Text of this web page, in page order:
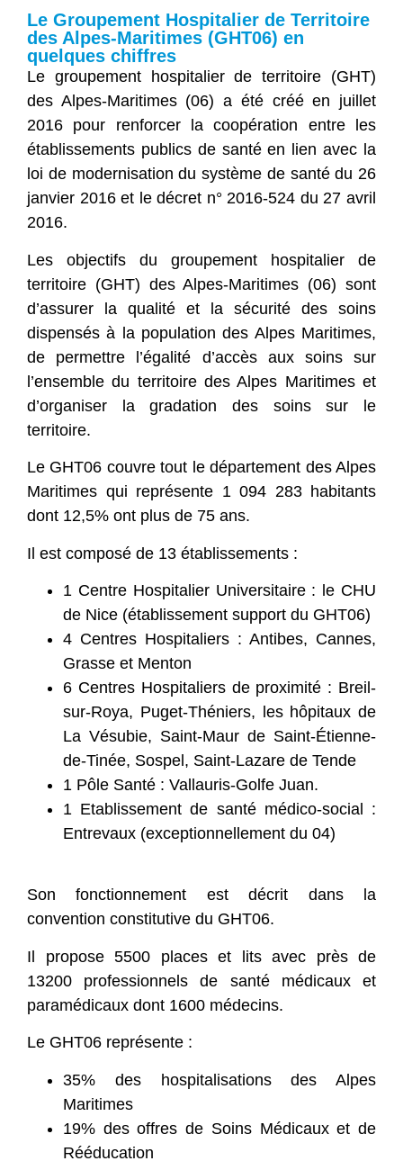
Le Groupement Hospitalier de Territoire
des Alpes-Maritimes (GHT06) en
quelques chiffres
Le groupement hospitalier de territoire (GHT)
des Alpes-Maritimes (06) a été créé en juillet
2016 pour renforcer la coopération entre les
établissements publics de santé en lien avec la
loi de modernisation du système de santé du 26
janvier 2016 et le décret n° 2016-524 du 27 avril
2016.
Les objectifs du groupement hospitalier de
territoire (GHT) des Alpes-Maritimes (06) sont
d’assurer la qualité et la sécurité des soins
dispensés à la population des Alpes Maritimes,
de permettre l’égalité d’accès aux soins sur
l’ensemble du territoire des Alpes Maritimes et
d’organiser la gradation des soins sur le
territoire.
Le GHT06 couvre tout le département des Alpes
Maritimes qui représente 1 094 283 habitants
dont 12,5% ont plus de 75 ans.
Il est composé de 13 établissements :
1 Centre Hospitalier Universitaire : le CHU
de Nice (établissement support du GHT06)
4 Centres Hospitaliers : Antibes, Cannes,
Grasse et Menton
6 Centres Hospitaliers de proximité : Breil-
sur-Roya, Puget-Théniers, les hôpitaux de
La Vésubie, Saint-Maur de Saint-Étienne-
de-Tinée, Sospel, Saint-Lazare de Tende
1 Pôle Santé : Vallauris-Golfe Juan.
1 Etablissement de santé médico-social :
Entrevaux (exceptionnellement du 04)
Son fonctionnement est décrit dans la
convention constitutive du GHT06.
Il propose 5500 places et lits avec près de
13200 professionnels de santé médicaux et
paramédicaux dont 1600 médecins.
Le GHT06 représente :
35% des hospitalisations des Alpes
Maritimes
19% des offres de Soins Médicaux et de
Rééducation